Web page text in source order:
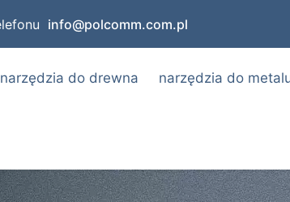
info@polcomm.com.pl
narzędzia do drewna narzędzia do